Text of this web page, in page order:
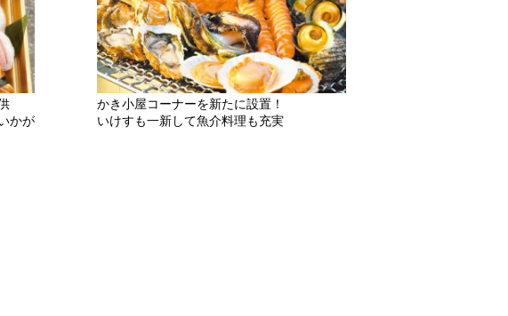
かが
かき小屋コーナーを新たに設置！
いけすも一新して魚介料理も充実